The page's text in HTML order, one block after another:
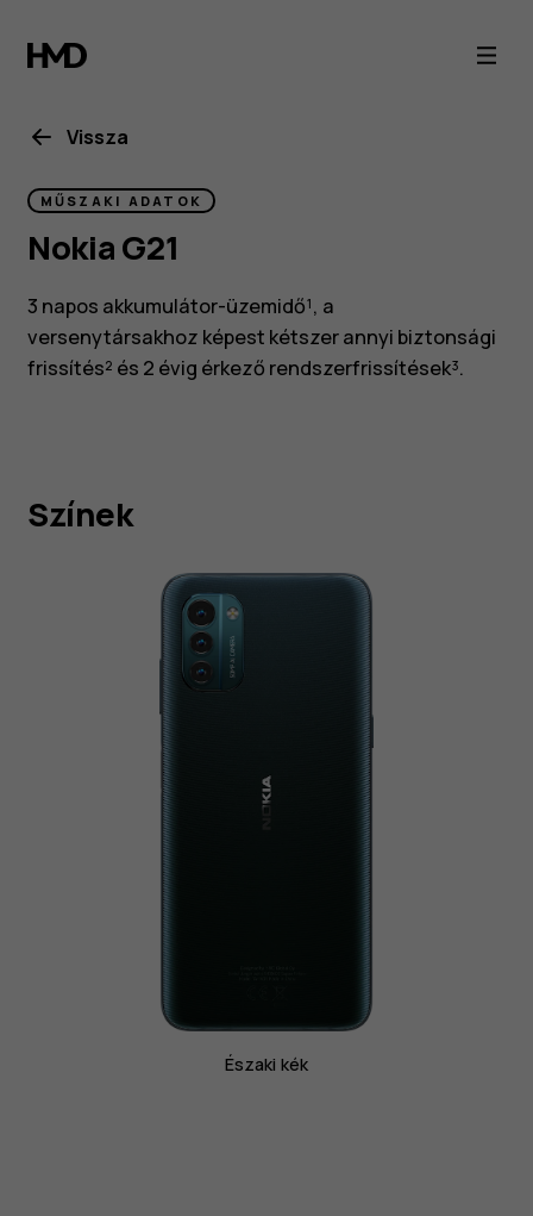
Nokia
G21
okostelefon
Vissza
MŰSZAKI ADATOK
Nokia G21
3 napos akkumulátor-üzemidő¹, a
versenytársakhoz képest kétszer annyi biztonsági
frissítés² és 2 évig érkező rendszerfrissítések³.
Színek
Északi kék